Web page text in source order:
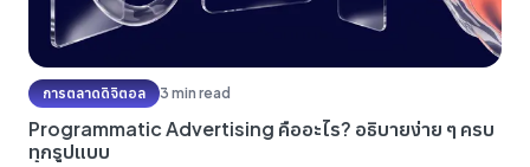
การตลาดดิจิตอล 3 min read
Programmatic Advertising คืออะไร? อธิบายง่าย ๆ ครบ
ทุกรูปแบบ